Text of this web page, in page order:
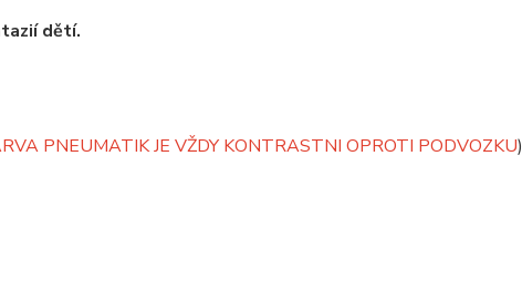
dětí.
PNEUMATIK JE VŽDY KONTRASTNI OPROTI PODVOZKU)